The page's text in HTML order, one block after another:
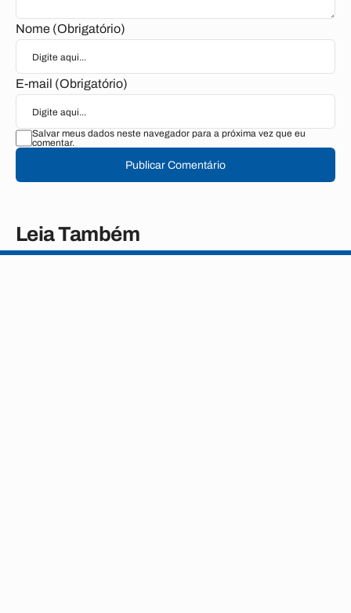
Nome (Obrigatório)
E-mail (Obrigatório)
Salvar meus dados neste navegador para a próxima vez que eu
comentar.
Publicar Comentário
Leia Também